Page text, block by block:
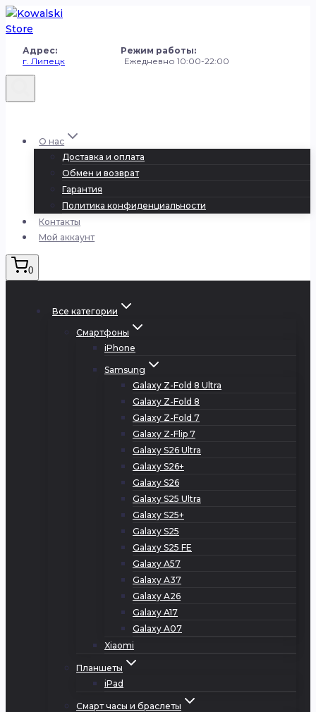
Перейти
к
Адрес: Режим работы:
г. Липецк Ежедневно 10:00-22:00
О нас
Доставка и оплата
Обмен и возврат
Гарантия
Политика конфиденциальности
Контакты
Мой аккаунт
0
Все категории
Смартфоны
iPhone
Samsung
Galaxy Z-Fold 8 Ultra
Galaxy Z-Fold 8
Galaxy Z-Fold 7
Galaxy Z-Flip 7
Galaxy S26 Ultra
Galaxy S26+
Galaxy S26
Galaxy S25 Ultra
Galaxy S25+
Galaxy S25
Galaxy S25 FE
Galaxy A57
Galaxy A37
Galaxy A26
Galaxy A17
Galaxy A07
Xiaomi
Планшеты
iPad
Смарт часы и браслеты